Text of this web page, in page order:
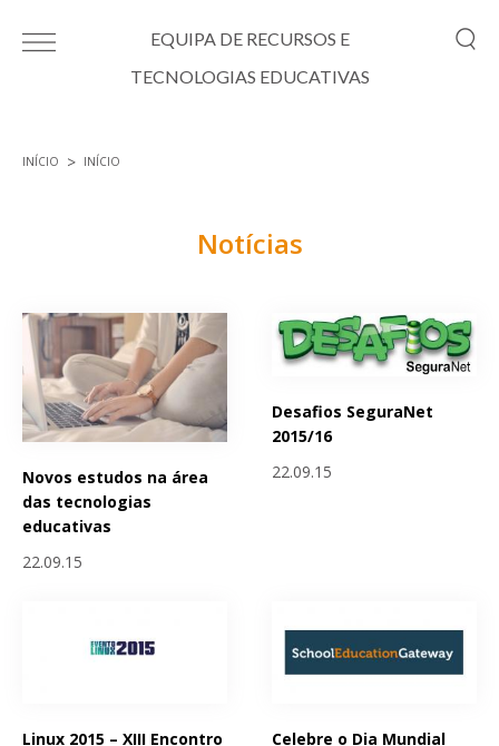
EQUIPA DE RECURSOS E
TECNOLOGIAS EDUCATIVAS
INÍCIO INÍCIO
Notícias
Novos estudos na área
das tecnologias
educativas
22.09.15
Desafios SeguraNet
2015/16
22.09.15
Linux 2015 – XIII Encontro
Celebre o Dia Mundial
Páginas